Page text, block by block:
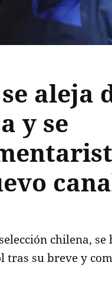
aleja
y se
chilena, se
tras su breve y